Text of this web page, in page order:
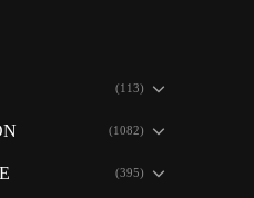
(113)
(1082)
(395)